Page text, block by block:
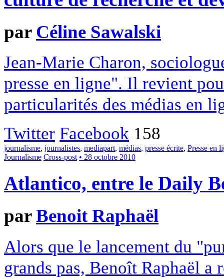
par Céline Sawalski
Jean-Marie Charon,
presse en ligne". Il revient
particularités des médias en
Twitter Facebook 158
journalisme, journalistes, mediapart, médias, presse écrite, Presse en
Journalisme Cross-post • 28 octobre 2010
Atlantico, entre le Daily
parBenoit Raphaël
Alors que le lancement du
grands pas, Benoît Raphaël a